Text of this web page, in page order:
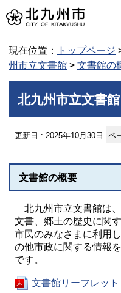
現在位置： トップページ
州市立文書館 > 文書館の
北九州市立文書
更新日 : 2025年10月30日 ペ
文書館の概要
北九州市立文書館は
文書、郷土の歴史に関
市民のみなさまに利用
の他市政に関する情報
です。
文書館リーフレット